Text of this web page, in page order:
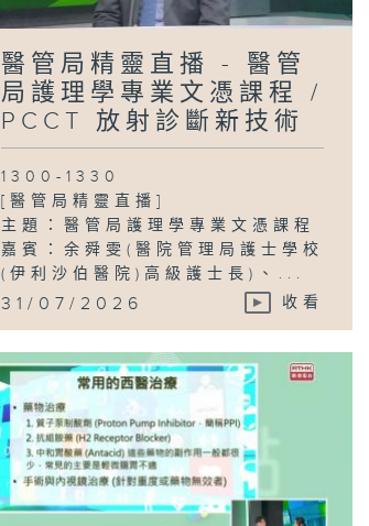
醫管局精靈直播 - 醫管
局護理學專業文憑課程 /
PCCT 放射診斷新技術
1300-1330
[醫管局精靈直播]
主題：醫管局護理學專業文憑課程
嘉賓：余舜雯(醫院管理局護士學校
(伊利沙伯醫院)高級護士長)、...
31/07/2026 收看